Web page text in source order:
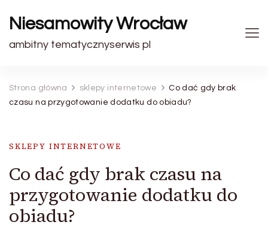
Niesamowity Wrocław
ambitny tematycznyserwis pl
Strona główna sklepy internetowe
Co dać gdy brak
czasu na przygotowanie dodatku do obiadu?
SKLEPY INTERNETOWE
Co dać gdy brak czasu na
przygotowanie dodatku do
obiadu?